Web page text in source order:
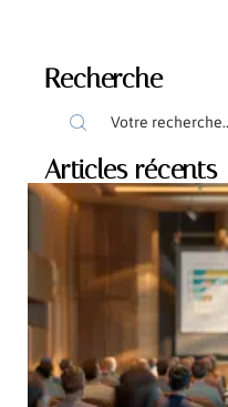
Recherche
Articles récents